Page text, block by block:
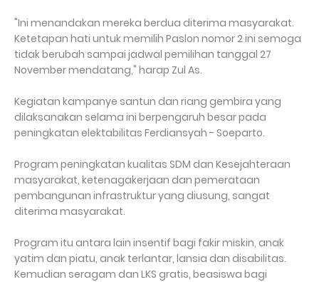
"Ini menandakan mereka berdua diterima masyarakat.
Ketetapan hati untuk memilih Paslon nomor 2 ini semoga
tidak berubah sampai jadwal pemilihan tanggal 27
November mendatang," harap Zul As.
Kegiatan kampanye santun dan riang gembira yang
dilaksanakan selama ini berpengaruh besar pada
peningkatan elektabilitas Ferdiansyah - Soeparto.
Program peningkatan kualitas SDM dan Kesejahteraan
masyarakat, ketenagakerjaan dan pemerataan
pembangunan infrastruktur yang diusung, sangat
diterima masyarakat.
Program itu antara lain insentif bagi fakir miskin, anak
yatim dan piatu, anak terlantar, lansia dan disabilitas.
Kemudian seragam dan LKS gratis, beasiswa bagi